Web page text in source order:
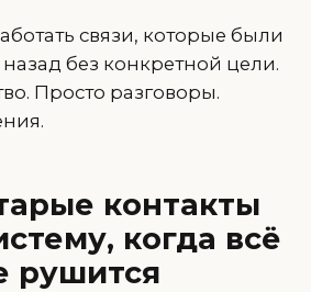
связи, которые были
без конкретной цели.
Просто разговоры.
контакты
когда всё
рушится